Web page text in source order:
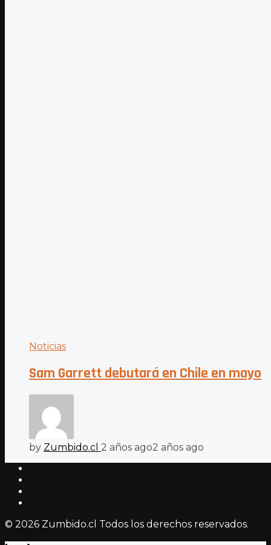
Noticias
Sam Garrett debutará en Chile en mayo
by Zumbido.cl 2 años ago2 años ago
© 2026 Zumbido.cl Todos los derechos reservados.